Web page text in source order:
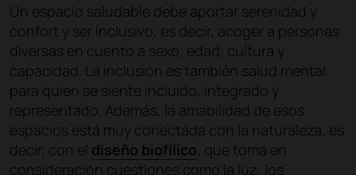
Un espacio saludable debe aportar serenidad y
confort y ser inclusivo, es decir, acoger a personas
diversas en cuento a sexo, edad, cultura y
capacidad. La inclusión es también salud mental
para quien se siente incluido, integrado y
representado. Además, la amabilidad de esos
espacios está muy conectada con la naturaleza, es
decir, con el diseño biofílico , que toma en
consideración cuestiones como la luz, los